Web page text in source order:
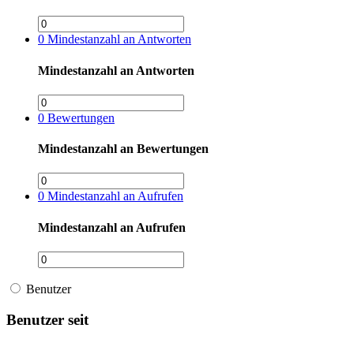
0 Mindestanzahl an Antworten
Mindestanzahl an Antworten
0 Bewertungen
Mindestanzahl an Bewertungen
0 Mindestanzahl an Aufrufen
Mindestanzahl an Aufrufen
Benutzer
Benutzer seit